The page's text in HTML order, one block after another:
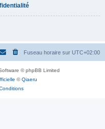
Fuseau horaire sur UTC+02:00
© phpBB Limited
©Qiaeru